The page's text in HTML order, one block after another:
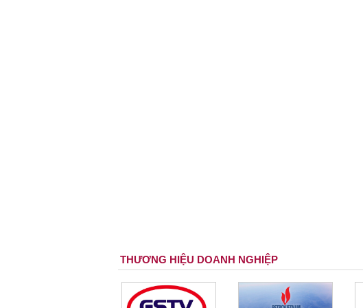
THƯƠNG HIỆU DOANH NGHIỆP